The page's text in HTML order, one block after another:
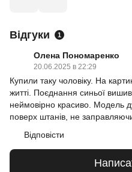
Відгуки 1
Олена Пономаренко
20.06.2025 в 22:29
Купили таку чоловіку. На
житті. Поєднання синьої
неймовірно красиво. Модель
поверх штанів, не
Відповісти